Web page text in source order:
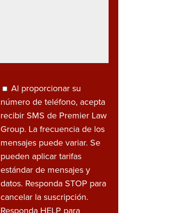
Al proporcionar su
número de teléfono, acepta
recibir SMS de Premier Law
Group. La frecuencia de los
mensajes puede variar. Se
pueden aplicar tarifas
estándar de mensajes y
datos. Responda STOP para
cancelar la suscripción.
Responda HELP para